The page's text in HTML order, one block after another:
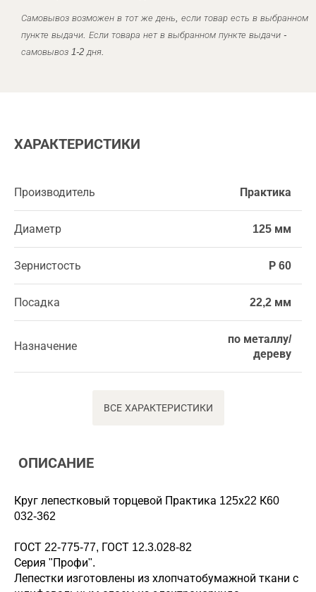
Самовывоз возможен в тот же день, если товар есть в выбранном
пункте выдачи. Если товара нет в выбранном пункте выдачи -
самовывоз 1-2 дня.
ХАРАКТЕРИСТИКИ
Производитель Практика
Диаметр 125 мм
Зернистость Р 60
Посадка 22,2 мм
Назначение
по металлу/
дереву
ВСЕ ХАРАКТЕРИСТИКИ
ОПИСАНИЕ
Круг лепестковый торцевой Практика 125х22 К60
032-362
ГОСТ 22-775-77, ГОСТ 12.3.028-82
Серия "Профи".
Лепестки изготовлены из хлопчатобумажной ткани с